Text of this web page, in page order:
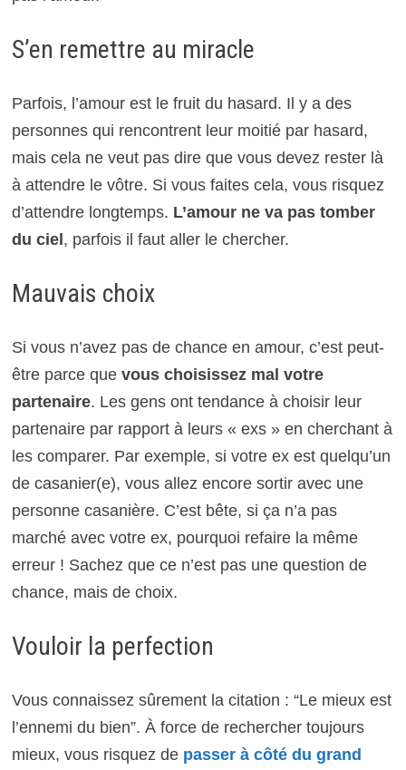
S’en remettre au miracle
Parfois, l’amour est le fruit du hasard. Il y a des
personnes qui rencontrent leur moitié par hasard,
mais cela ne veut pas dire que vous devez rester là
à attendre le vôtre. Si vous faites cela, vous risquez
d’attendre longtemps. L’amour ne va pas tomber
du ciel , parfois il faut aller le chercher.
Mauvais choix
Si vous n’avez pas de chance en amour, c’est peut-
être parce que vous choisissez mal votre
partenaire. Les gens ont tendance à choisir leur
partenaire par rapport à leurs « exs » en cherchant à
les comparer. Par exemple, si votre ex est quelqu’un
de casanier(e), vous allez encore sortir avec une
personne casanière. C’est bête, si ça n’a pas
marché avec votre ex, pourquoi refaire la même
erreur ! Sachez que ce n’est pas une question de
chance, mais de choix.
Vouloir la perfection
Vous connaissez sûrement la citation : “Le mieux est
l’ennemi du bien”. À force de rechercher toujours
mieux, vous risquez de passer à côté du grand